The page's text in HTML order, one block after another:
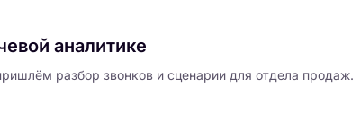
аналитике
разбор звонков и сценарии для отдела продаж.